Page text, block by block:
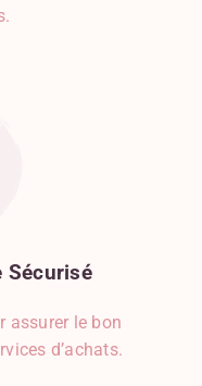
Sécurisé
assurer le bon
d’achats.